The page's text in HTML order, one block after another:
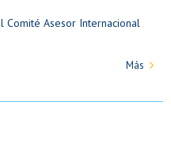
Comité Asesor Internacional
Más